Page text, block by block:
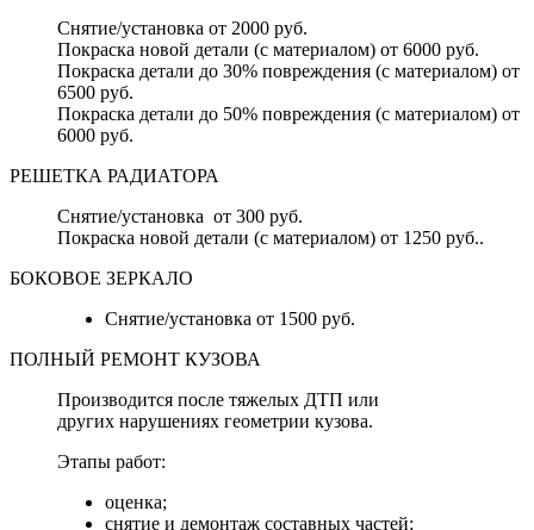
Снятие/установка от 2000 руб.
Покраска новой детали (с материалом) от 6000 руб.
Покраска детали до 30% повреждения (с материалом) от
6500 руб.
Покраска детали до 50% повреждения (с материалом) от
6000 руб.
РЕШЕТКА РАДИАТОРА
Снятие/установка от 300 руб.
Покраска новой детали (с материалом) от 1250 руб..
БОКОВОЕ ЗЕРКАЛО
Снятие/установка от 1500 руб.
ПОЛНЫЙ РЕМОНТ КУЗОВА
Производится после тяжелых ДТП или
других нарушениях геометрии кузова.
Этапы работ:
оценка;
снятие и демонтаж составных частей;